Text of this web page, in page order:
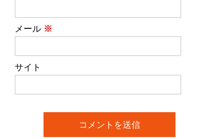
メール ※
サイト